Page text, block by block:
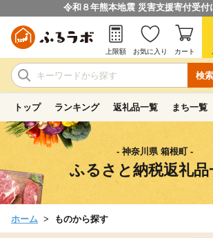
令和８年熊本地震 災害支援寄付受付
検索
上限額 お気に入り カート
トップ ランキング 返礼品一覧 まち一覧
- 神奈川県 箱根町 -
ふるさと納税返礼品
ホーム ものから探す